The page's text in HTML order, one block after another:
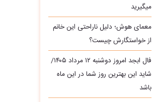
میگیرید
معمای هوش؛ دلیل ناراحتی این خانم
از خواستگارش چیست؟
فال ابجد امروز دوشنبه ۱۲ مرداد ۱۴۰۵/
شاید این بهترین روز شما در این ماه
باشد